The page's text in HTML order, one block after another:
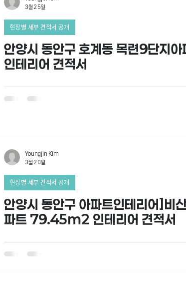
안양시 동안구 호계동 목련9단
인테리어 견적서
현장별 세부 견적서 공개
3월 25일
안양시 동안구 아파트인테리어]비
파트 79.45m2 인테리어 견적서
현장별 세부 견적서 공개
Youngjin Kim
3월 20일